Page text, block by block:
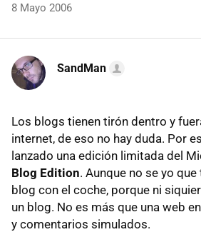
8 Mayo 2006
SandMan
Los blogs tienen tirón dentro y
internet, de eso no hay duda. Por
lanzado una edición limitada del
Blog Edition. Aunque no se yo
blog con el coche, porque ni
un blog. No es más que una web
y comentarios simulados.